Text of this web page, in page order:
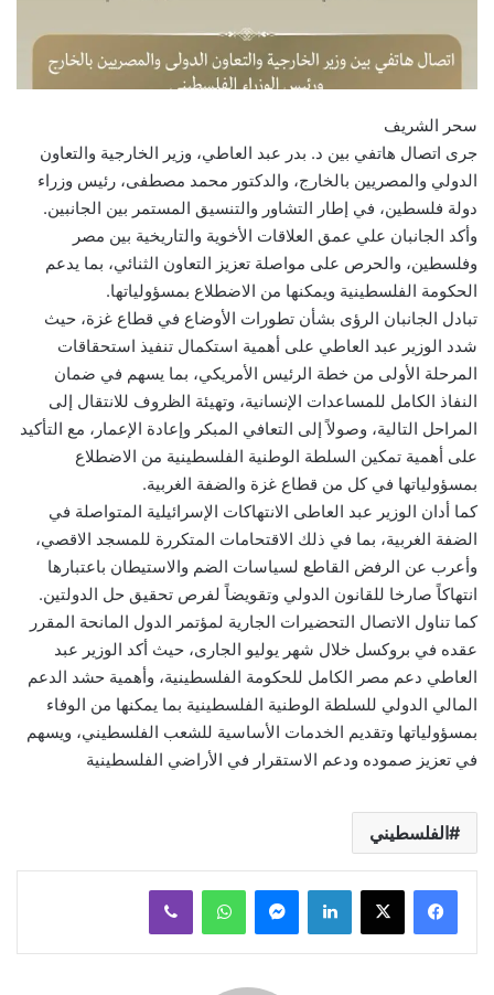
سحر الشريف
جرى اتصال هاتفي بين د. بدر عبد العاطي، وزير الخارجية والتعاون
الدولي والمصريين بالخارج، والدكتور محمد مصطفى، رئيس وزراء
دولة فلسطين، في إطار التشاور والتنسيق المستمر بين الجانبين.
وأكد الجانبان علي عمق العلاقات الأخوية والتاريخية بين مصر
وفلسطين، والحرص على مواصلة تعزيز التعاون الثنائي، بما يدعم
الحكومة الفلسطينية ويمكنها من الاضطلاع بمسؤولياتها.
تبادل الجانبان الرؤى بشأن تطورات الأوضاع في قطاع غزة، حيث
شدد الوزير عبد العاطي على أهمية استكمال تنفيذ استحقاقات
المرحلة الأولى من خطة الرئيس الأمريكي، بما يسهم في ضمان
النفاذ الكامل للمساعدات الإنسانية، وتهيئة الظروف للانتقال إلى
المراحل التالية، وصولاً إلى التعافي المبكر وإعادة الإعمار، مع التأكيد
على أهمية تمكين السلطة الوطنية الفلسطينية من الاضطلاع
بمسؤولياتها في كل من قطاع غزة والضفة الغربية.
كما أدان الوزير عبد العاطى الانتهاكات الإسرائيلية المتواصلة في
الضفة الغربية، بما في ذلك الاقتحامات المتكررة للمسجد الاقصي،
وأعرب عن الرفض القاطع لسياسات الضم والاستيطان باعتبارها
انتهاكاً صارخا للقانون الدولي وتقويضاً لفرص تحقيق حل الدولتين.
كما تناول الاتصال التحضيرات الجارية لمؤتمر الدول المانحة المقرر
عقده في بروكسل خلال شهر يوليو الجارى، حيث أكد الوزير عبد
العاطي دعم مصر الكامل للحكومة الفلسطينية، وأهمية حشد الدعم
المالي الدولي للسلطة الوطنية الفلسطينية بما يمكنها من الوفاء
بمسؤولياتها وتقديم الخدمات الأساسية للشعب الفلسطيني، ويسهم
في تعزيز صموده ودعم الاستقرار في الأراضي الفلسطينية
الفلسطيني
لينكدإن ماسنجر واتساب ڤايبر